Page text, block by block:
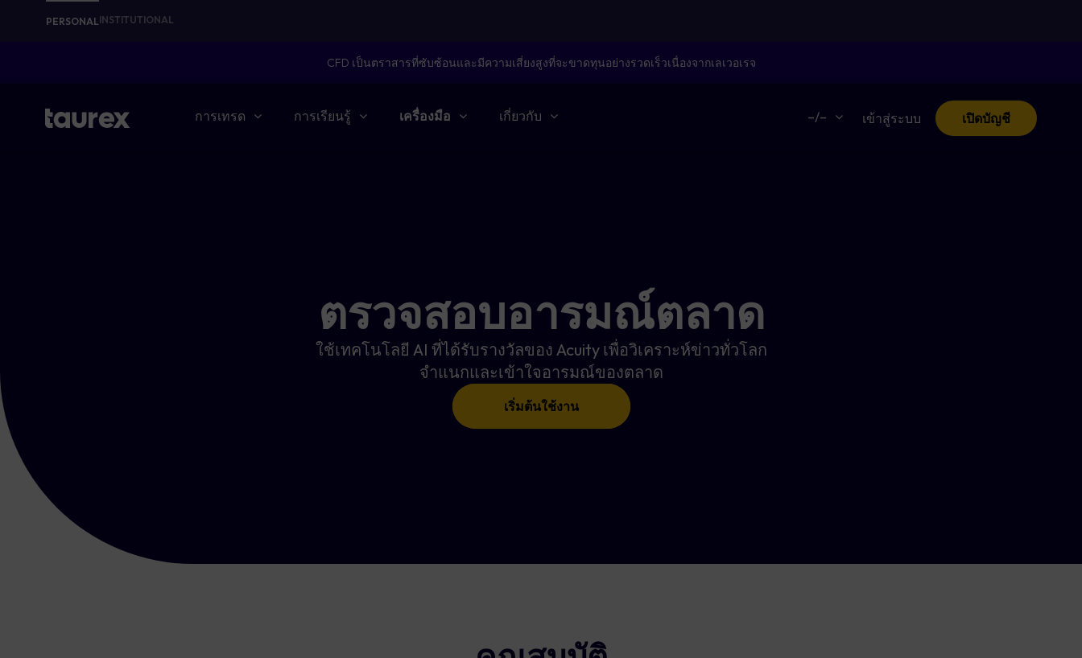
PERSONALINSTITUTIONAL
CFD เป็นตราสารที่ซับซ้อนและมีความเสี่ยงสูงที่จะขาดทุนอย่างรวดเร็วเนื่องจากเลเวอเรจ
การเทรด การเรียนรู้ เครื่องมือ เกี่ยวกับ –/– เข้าสู่ระบบ เปิดบัญชี
ตรวจสอบอารมณ์ตลาด
ใช้เทคโนโลยี AI ที่ได้รับรางวัลของ Acuity เพื่อวิเคราะห์ข่าวทั่วโลก
จำแนกและเข้าใจอารมณ์ของตลาด
เริ่มต้นใช้งาน